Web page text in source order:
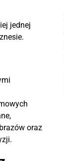
jednej
oraz